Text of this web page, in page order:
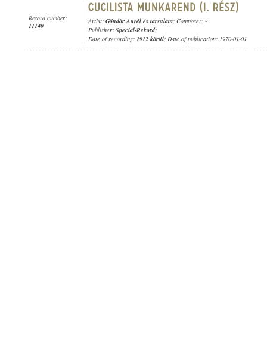
Record number:
11140
Artist: Göndör Aurél és társulata; Composer: -
Publisher: Special-Rekord;
Date of recording: 1912 körül; Date of publication: 1970-01-01